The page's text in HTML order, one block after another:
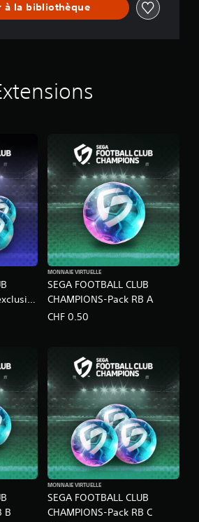
à la bibliothèque
SEGA FOOTBALL CLUB
CHAMPIONS-Pack RB A
MONNAIE VIRTUELLE
CHF 0.50
B
SEGA FOOTBALL CLUB
CHAMPIONS-Pack RB C
MONNAIE VIRTUELLE